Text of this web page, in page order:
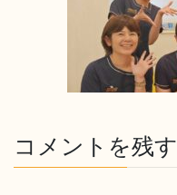
コメントを残す